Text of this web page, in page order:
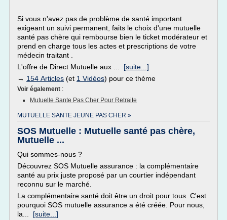
Si vous n'avez pas de problème de santé important
exigeant un suivi permanent, faits le choix d'une mutuelle
santé pas chère qui rembourse bien le ticket modérateur et
prend en charge tous les actes et prescriptions de votre
médecin traitant .
L'offre de Direct Mutuelle aux ... [suite...]
→ 154 Articles (et 1 Vidéos) pour ce thème
Voir également :
Mutuelle Sante Pas Cher Pour Retraite
MUTUELLE SANTE JEUNE PAS CHER »
SOS Mutuelle : Mutuelle santé pas chère,
Mutuelle ...
Qui sommes-nous ?
Découvrez SOS Mutuelle assurance : la complémentaire
santé au prix juste proposé par un courtier indépendant
reconnu sur le marché.
La complémentaire santé doit être un droit pour tous. C'est
pourquoi SOS mutuelle assurance a été créée. Pour nous,
la... [suite...]